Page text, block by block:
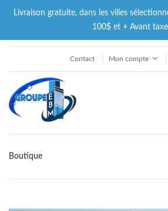
Livraison gratuite, dans les villes
100$ et + Avant
Contact Mon compte
Boutique